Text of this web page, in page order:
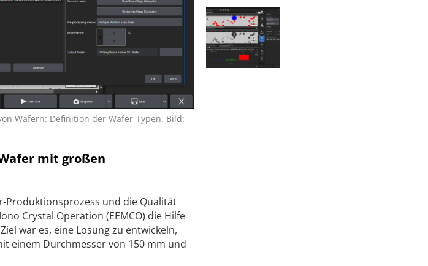
Wafern: Definition der Wafer-Typen. Bild:
mit großen
Produktionsprozess und die Qualität
Crystal Operation (EEMCO) die Hilfe
war es, eine Lösung zu entwickeln,
einem Durchmesser von 150 mm und